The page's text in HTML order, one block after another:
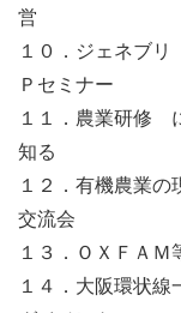
営
１０．ジェネブ
Ｐセミナー
１１．農業研修
知る
１２．有機農業
交流会
１３．ＯＸＦＡＭ
１４．大阪環状線